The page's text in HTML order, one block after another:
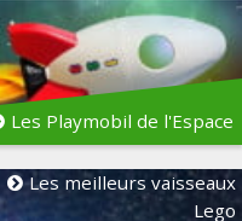
Les Playmobil de l'Espace
Les meilleurs vaisseaux
Lego